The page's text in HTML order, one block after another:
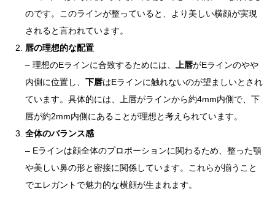
のです。このラインが整っていると、より美しい横顔が実現
されると言われています。
唇の理想的な配置
– 理想のEラインに合致するためには、
上唇がEラインのやや
内側に位置し、 下唇はEラインに触れないのが望ましいとされ
ています。具体的には、上唇がラインから約4mm内側で、下
唇が約2mm内側にあることが理想と考えられています。
全体のバランス感
– Eラインは顔全体のプロポーションに関わるため、整った顎
や美しい鼻の形と密接に関係しています。これらが揃うこと
でエレガントで魅力的な横顔が生まれます。